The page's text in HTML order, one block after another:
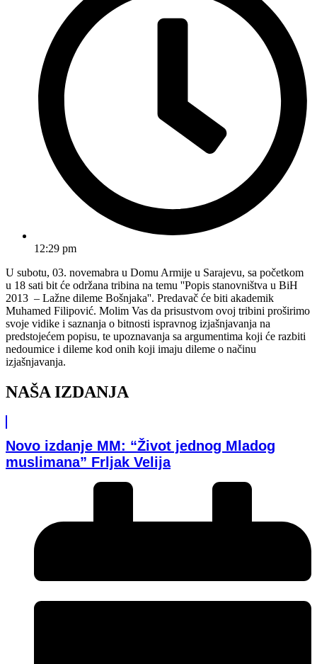
12:29 pm
U subotu, 03. novemabra u Domu Armije u Sarajevu, sa početkom
u 18 sati bit će održana tribina na temu ''Popis stanovništva u BiH
2013 – Lažne dileme Bošnjaka''. Predavač će biti akademik
Muhamed Filipović. Molim Vas da prisustvom ovoj tribini proširimo
svoje vidike i saznanja o bitnosti ispravnog izjašnjavanja na
predstojećem popisu, te upoznavanja sa argumentima koji će razbiti
nedoumice i dileme kod onih koji imaju dileme o načinu
izjašnjavanja.
NAŠA IZDANJA
Novo izdanje MM: “Život jednog Mladog
muslimana” Frljak Velija